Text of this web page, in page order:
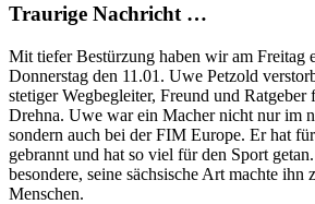
Traurige Nachricht …
Mit tiefer Bestürzung haben wir am Freitag
Donnerstag den 11.01. Uwe Petzold
stetiger Wegbegleiter, Freund und
Drehna. Uwe war ein Macher nicht nur im
sondern auch bei der FIM Europe. Er hat
gebrannt und hat so viel für den Sport
besondere, seine sächsische Art machte ihn
Menschen.